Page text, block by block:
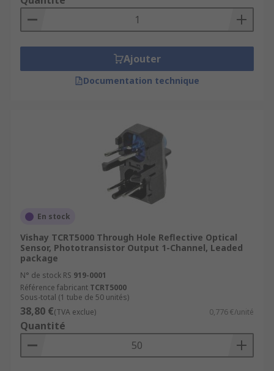
Ajouter
Documentation technique
En stock
Vishay TCRT5000 Through Hole Reflective Optical
Sensor, Phototransistor Output 1-Channel, Leaded
package
N° de stock RS 919-0001
Référence fabricant TCRT5000
Sous-total (1 tube de 50 unités)
38,80 €(TVA exclue) 0,776 €/unité
Quantité